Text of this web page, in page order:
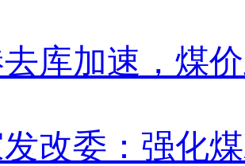
库加速，煤
发改委：强化